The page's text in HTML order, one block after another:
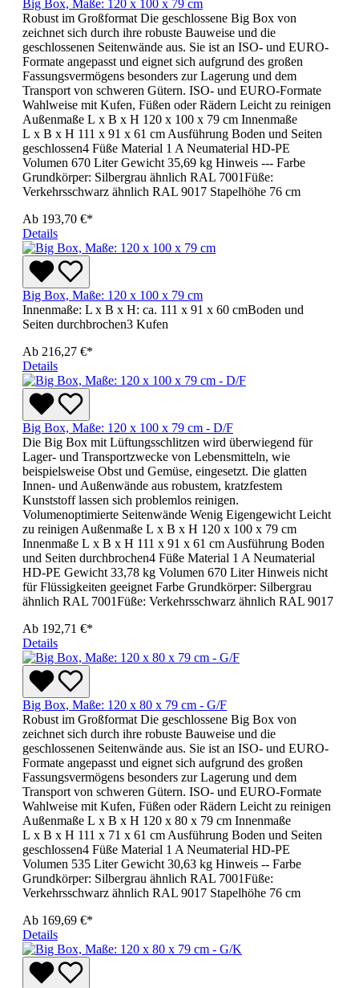
Big Box, Maße: 120 x 100 x 79 cm
Robust im Großformat Die geschlossene Big Box von
zeichnet sich durch ihre robuste Bauweise und die
geschlossenen Seitenwände aus. Sie ist an ISO- und EURO-
Formate angepasst und eignet sich aufgrund des großen
Fassungsvermögens besonders zur Lagerung und dem
Transport von schweren Gütern. ISO- und EURO-Formate
Wahlweise mit Kufen, Füßen oder Rädern Leicht zu reinigen
Außenmaße L x B x H 120 x 100 x 79 cm Innenmaße
L x B x H 111 x 91 x 61 cm Ausführung Boden und Seiten
geschlossen4 Füße Material 1 A Neumaterial HD-PE
Volumen 670 Liter Gewicht 35,69 kg Hinweis --- Farbe
Grundkörper: Silbergrau ähnlich RAL 7001Füße:
Verkehrsschwarz ähnlich RAL 9017 Stapelhöhe 76 cm
Ab 193,70 €*
Details
Big Box, Maße: 120 x 100 x 79 cm
Innenmaße: L x B x H: ca. 111 x 91 x 60 cmBoden und
Seiten durchbrochen3 Kufen
Ab 216,27 €*
Details
Big Box, Maße: 120 x 100 x 79 cm - D/F
Die Big Box mit Lüftungsschlitzen wird überwiegend für
Lager- und Transportzwecke von Lebensmitteln, wie
beispielsweise Obst und Gemüse, eingesetzt. Die glatten
Innen- und Außenwände aus robustem, kratzfestem
Kunststoff lassen sich problemlos reinigen.
Volumenoptimierte Seitenwände Wenig Eigengewicht Leicht
zu reinigen Außenmaße L x B x H 120 x 100 x 79 cm
Innenmaße L x B x H 111 x 91 x 61 cm Ausführung Boden
und Seiten durchbrochen4 Füße Material 1 A Neumaterial
HD-PE Gewicht 33,78 kg Volumen 670 Liter Hinweis nicht
für Flüssigkeiten geeignet Farbe Grundkörper: Silbergrau
ähnlich RAL 7001Füße: Verkehrsschwarz ähnlich RAL 9017
Ab 192,71 €*
Details
Big Box, Maße: 120 x 80 x 79 cm - G/F
Robust im Großformat Die geschlossene Big Box von
zeichnet sich durch ihre robuste Bauweise und die
geschlossenen Seitenwände aus. Sie ist an ISO- und EURO-
Formate angepasst und eignet sich aufgrund des großen
Fassungsvermögens besonders zur Lagerung und dem
Transport von schweren Gütern. ISO- und EURO-Formate
Wahlweise mit Kufen, Füßen oder Rädern Leicht zu reinigen
Außenmaße L x B x H 120 x 80 x 79 cm Innenmaße
L x B x H 111 x 71 x 61 cm Ausführung Boden und Seiten
geschlossen4 Füße Material 1 A Neumaterial HD-PE
Volumen 535 Liter Gewicht 30,63 kg Hinweis -- Farbe
Grundkörper: Silbergrau ähnlich RAL 7001Füße:
Verkehrsschwarz ähnlich RAL 9017 Stapelhöhe 76 cm
Ab 169,69 €*
Details